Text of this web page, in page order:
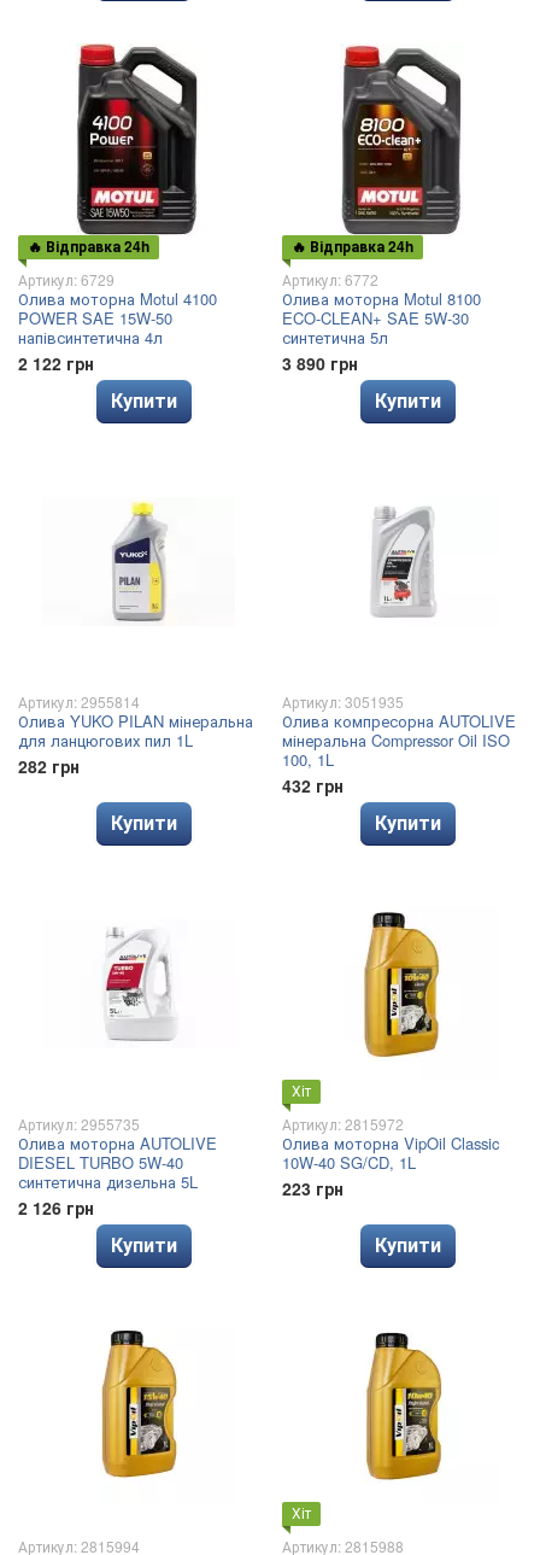
🔥 Відправка 24h
Артикул: 6729
Олива моторна Motul 4100
POWER SAE 15W-50
напівсинтетична 4л
2 122 грн
Купити
🔥 Відправка 24h
Артикул: 6772
Олива моторна Motul 8100
ECO-CLEAN+ SAE 5W-30
синтетична 5л
3 890 грн
Купити
Артикул: 2955814
Олива YUKO PILAN мінеральна
для ланцюгових пил 1L
282 грн
Купити
Артикул: 3051935
Олива компресорна AUTOLIVE
мінеральна Compressor Oil ISO
100, 1L
432 грн
Купити
Артикул: 2955735
Олива моторна AUTOLIVE
DIESEL TURBO 5W-40
синтетична дизельна 5L
2 126 грн
Купити
Хіт
Артикул: 2815972
Олива моторна VipOil Classic
10W-40 SG/CD, 1L
223 грн
Купити
Артикул: 2815994
Хіт
Артикул: 2815988